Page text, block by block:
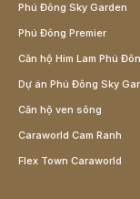
Phú Đông Sky Garden
Phú Đông Premier
Căn hộ Him Lam Phú
Dự án Phú Đông Sky
Căn hộ ven sông
Caraworld Cam Ranh
Flex Town Caraworld